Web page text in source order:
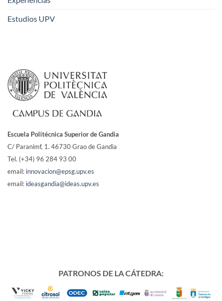
Estudios UPV
Escuela Politécnica Superior de Gandia
C/ Paranimf, 1. 46730 Grao de Gandia
Tel. (+34) 96 284 93 00
email: innovacion@epsg.upv.es
email: ideasgandia@ideas.upv.es
PATRONOS DE LA CÁTEDRA: